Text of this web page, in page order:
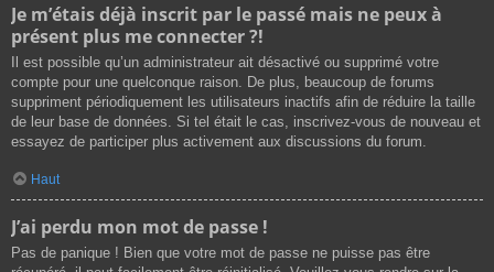
Je m’étais déjà inscrit par le passé mais ne peux à
présent plus me connecter ?!
Il est possible qu’un administrateur ait désactivé ou supprimé votre
compte pour une quelconque raison. De plus, beaucoup de forums
suppriment périodiquement les utilisateurs inactifs afin de réduire la taille
de leur base de données. Si tel était le cas, inscrivez-vous de nouveau et
essayez de participer plus activement aux discussions du forum.
Haut
J’ai perdu mon mot de passe !
Pas de panique ! Bien que votre mot de passe ne puisse pas être